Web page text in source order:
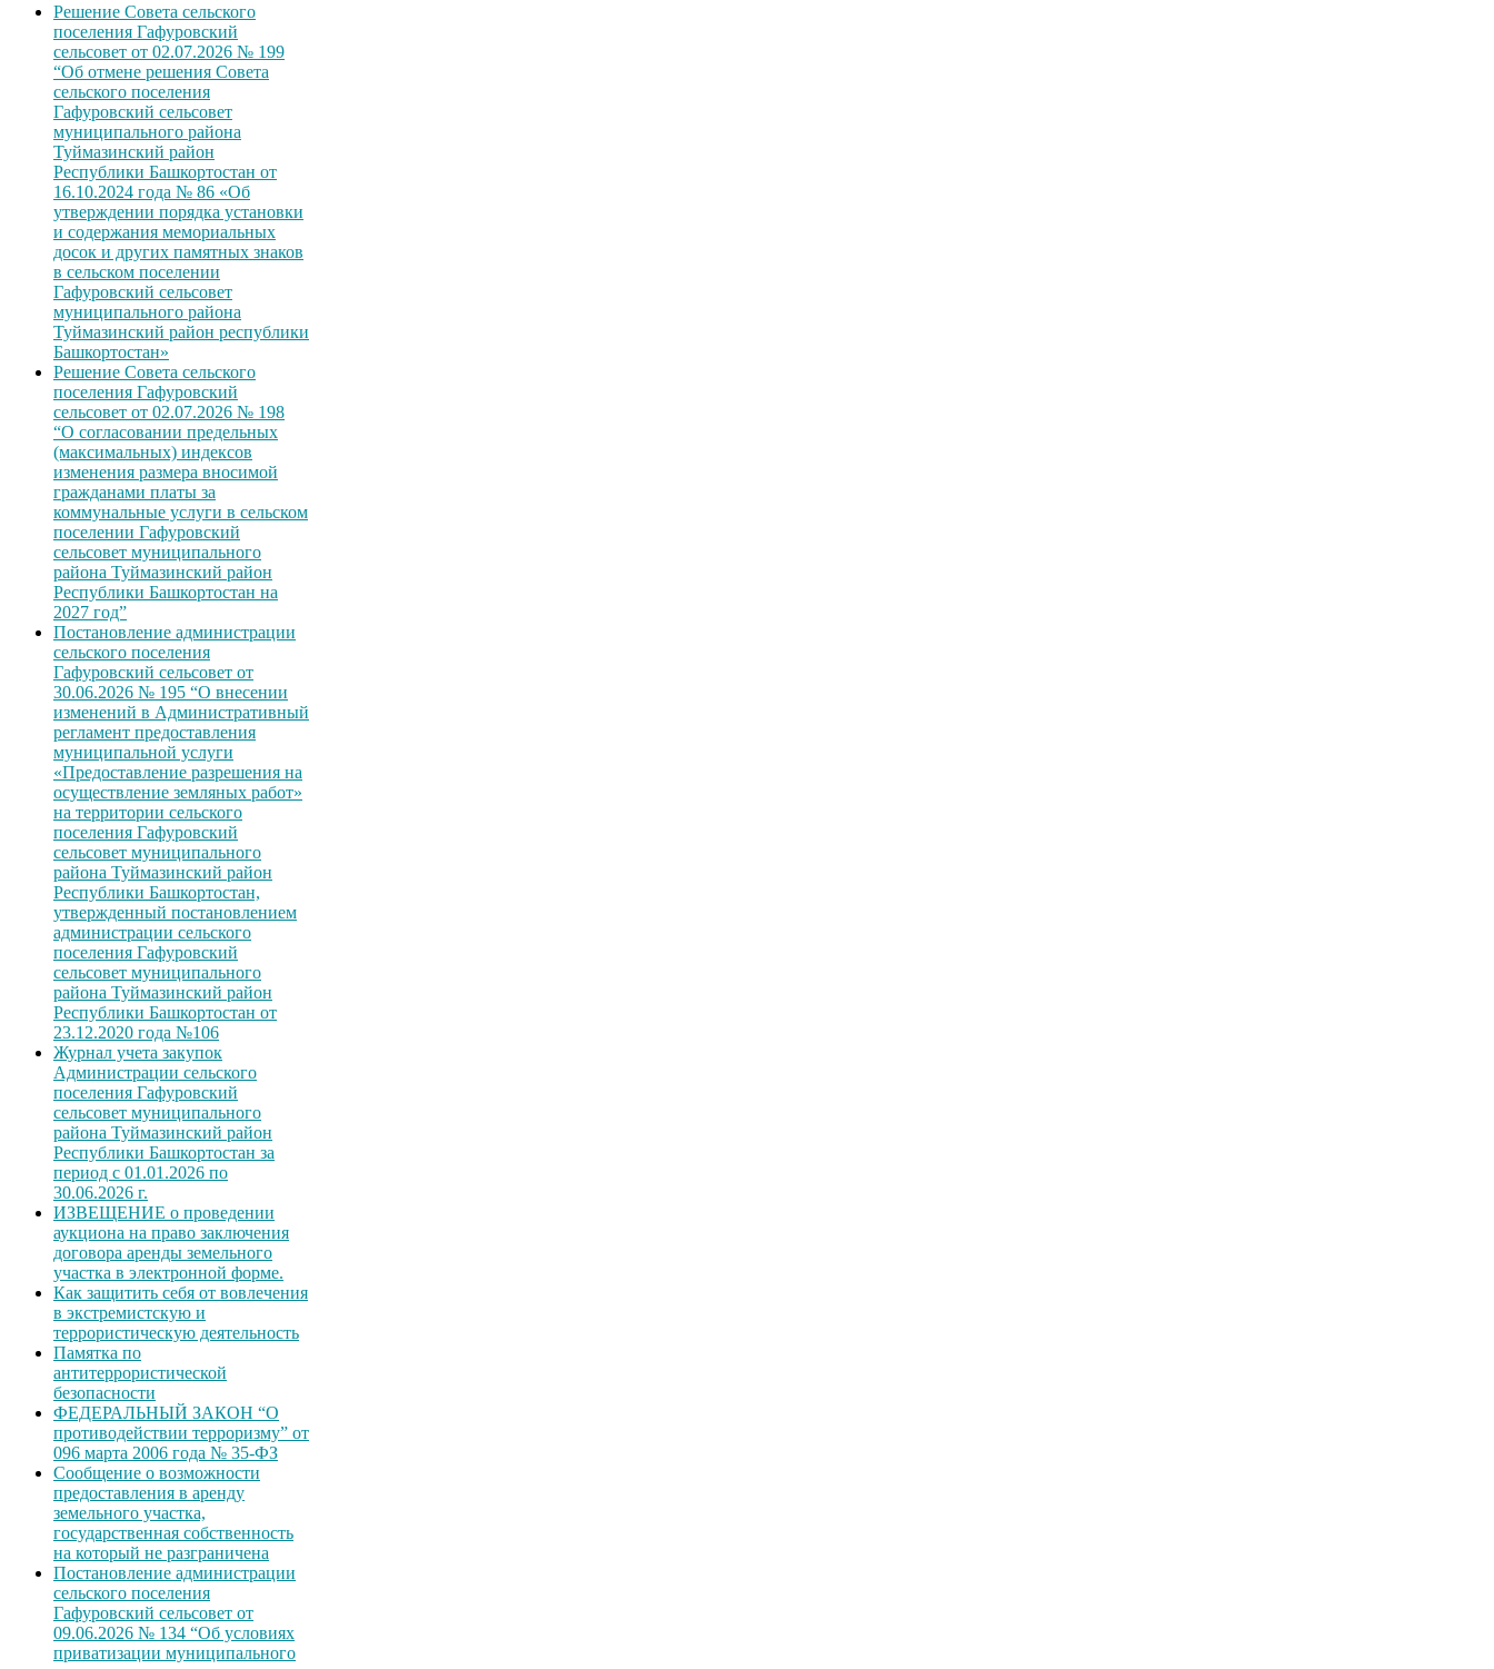
Решение Совета сельского
поселения Гафуровский
сельсовет от 02.07.2026 № 199
“Об отмене решения Совета
сельского поселения
Гафуровский сельсовет
муниципального района
Туймазинский район
Республики Башкортостан от
16.10.2024 года № 86 «Об
утверждении порядка установки
и содержания мемориальных
досок и других памятных знаков
в сельском поселении
Гафуровский сельсовет
муниципального района
Туймазинский район республики
Башкортостан»
Решение Совета сельского
поселения Гафуровский
сельсовет от 02.07.2026 № 198
“О согласовании предельных
(максимальных) индексов
изменения размера вносимой
гражданами платы за
коммунальные услуги в сельском
поселении Гафуровский
сельсовет муниципального
района Туймазинский район
Республики Башкортостан на
2027 год”
Постановление администрации
сельского поселения
Гафуровский сельсовет от
30.06.2026 № 195 “О внесении
изменений в Административный
регламент предоставления
муниципальной услуги
«Предоставление разрешения на
осуществление земляных работ»
на территории сельского
поселения Гафуровский
сельсовет муниципального
района Туймазинский район
Республики Башкортостан,
утвержденный постановлением
администрации сельского
поселения Гафуровский
сельсовет муниципального
района Туймазинский район
Республики Башкортостан от
23.12.2020 года №106
Журнал учета закупок
Администрации сельского
поселения Гафуровский
сельсовет муниципального
района Туймазинский район
Республики Башкортостан за
период с 01.01.2026 по
30.06.2026 г.
ИЗВЕЩЕНИЕ о проведении
аукциона на право заключения
договора аренды земельного
участка в электронной форме.
Как защитить себя от вовлечения
в экстремистскую и
террористическую деятельность
Памятка по
антитеррористической
безопасности
ФЕДЕРАЛЬНЫЙ ЗАКОН “О
противодействии терроризму” от
096 марта 2006 года № 35-ФЗ
Сообщение о возможности
предоставления в аренду
земельного участка,
государственная собственность
на который не разграничена
Постановление администрации
сельского поселения
Гафуровский сельсовет от
09.06.2026 № 134 “Об условиях
приватизации муниципального